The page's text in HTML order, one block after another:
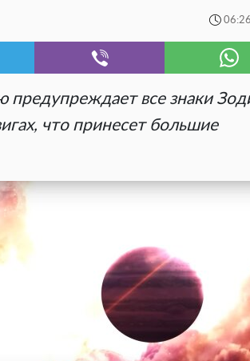
предупреждает все знаки
что принесет большие